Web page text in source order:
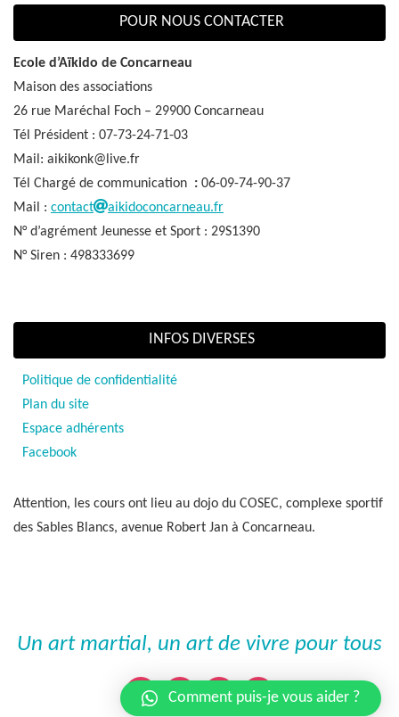
POUR NOUS CONTACTER
Ecole d’Aïkido de Concarneau
Maison des associations
26 rue Maréchal Foch – 29900 Concarneau
Tél Président : 07-73-24-71-03
Mail: aikikonk@live.fr
Tél Chargé de communication : 06-09-74-90-37
Mail : contact
aikidoconcarneau.fr
N° d’agrément Jeunesse et Sport : 29S1390
N° Siren : 498333699
INFOS DIVERSES
Politique de confidentialité
Plan du site
Espace adhérents
Facebook
Attention, les cours ont lieu au dojo du COSEC, complexe sportif
des Sables Blancs, avenue Robert Jan à Concarneau.
Un art martial, un art de vivre pour tous
Comment puis-je vous aider ?